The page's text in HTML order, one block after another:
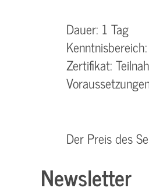
Dauer: 1 Tag
Zertifikat:
Der Preis des
Newsletter